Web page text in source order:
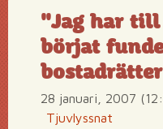
"Jag har till
börjat
28 januari, 2007
Tjuvlyssnat